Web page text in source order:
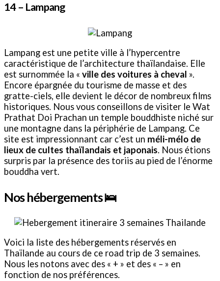
14 – Lampang
Lampang est une petite ville à l’hypercentre
caractéristique de l’architecture thaïlandaise. Elle
est surnommée la « ville des voitures à cheval ».
Encore épargnée du tourisme de masse et des
gratte-ciels, elle devient le décor de nombreux films
historiques. Nous vous conseillons de visiter le Wat
Prathat Doi Prachan un temple bouddhiste niché sur
une montagne dans la périphérie de Lampang. Ce
site est impressionnant car c’est un méli-mélo de
lieux de cultes thaïlandais et japonais. Nous étions
surpris par la présence des toriis au pied de l’énorme
bouddha vert.
Nos hébergements 🛌
Voici la liste des hébergements réservés en
Thaïlande au cours de ce road trip de 3 semaines.
Nous les notons avec des « + » et des « – » en
fonction de nos préférences.